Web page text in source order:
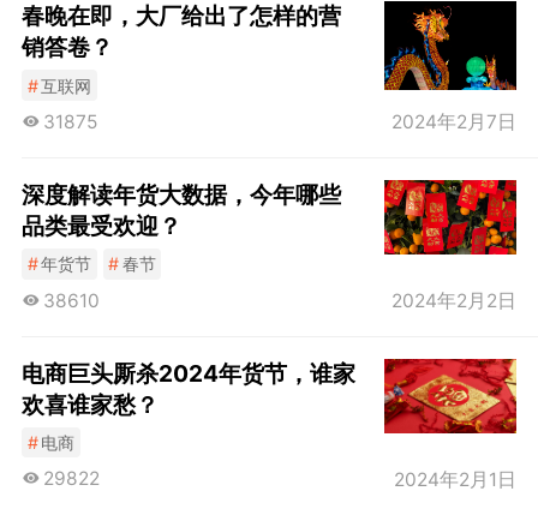
春晚在即，大厂给出了怎样的营
销答卷？
#互联网
31875 2024年2月7日
深度解读年货大数据，今年哪些
品类最受欢迎？
#年货节 #春节
38610 2024年2月2日
电商巨头厮杀2024年货节，谁家
欢喜谁家愁？
#电商
29822 2024年2月1日